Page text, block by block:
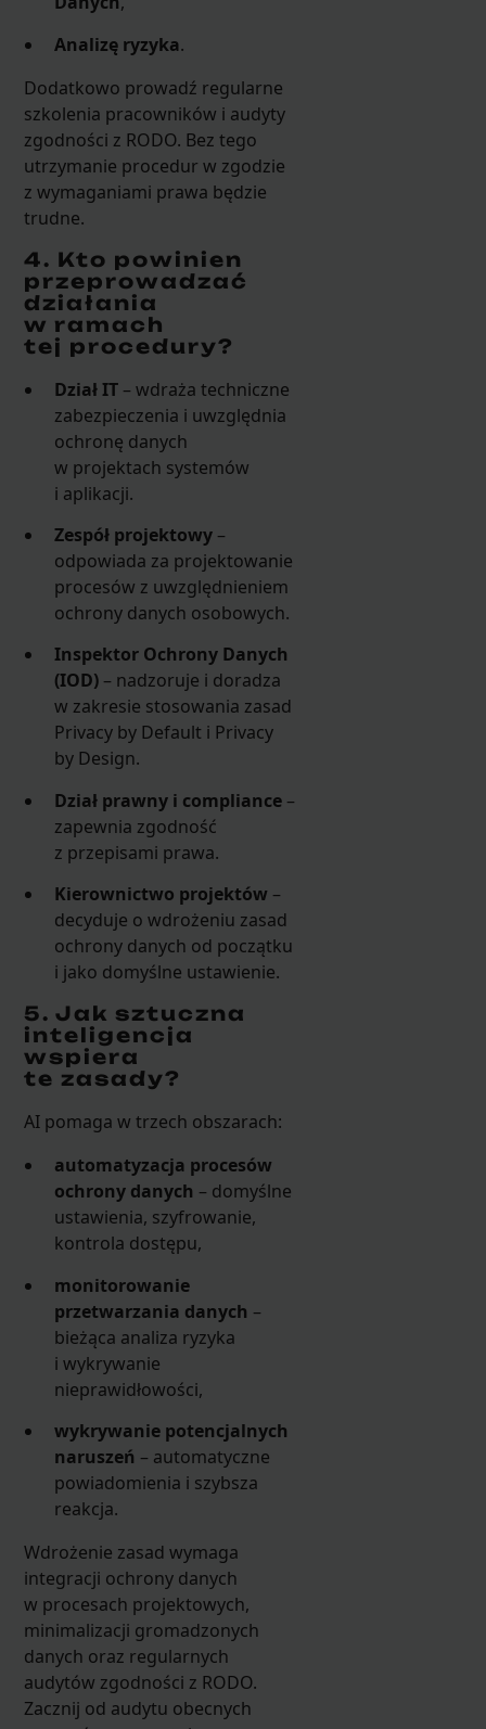
Analizę ryzyka.
Dodatkowo prowadź regularne
szkolenia pracowników i audyty
zgodności z RODO. Bez tego
utrzymanie procedur w zgodzie
z wymaganiami prawa będzie
trudne.
4. Kto powinien
przeprowadzać
działania
w ramach
tej procedury?
Dział IT – wdraża techniczne
zabezpieczenia i uwzględnia
ochronę danych
w projektach systemów
i aplikacji.
Zespół projektowy –
odpowiada za projektowanie
procesów z uwzględnieniem
ochrony danych osobowych.
Inspektor Ochrony Danych
(IOD) – nadzoruje i doradza
w zakresie stosowania zasad
Privacy by Default i Privacy
by Design.
Dział prawny i compliance –
zapewnia zgodność
z przepisami prawa.
Kierownictwo projektów –
decyduje o wdrożeniu zasad
ochrony danych od początku
i jako domyślne ustawienie.
5. Jak sztuczna
inteligencja
wspiera
te zasady?
AI pomaga w trzech obszarach:
automatyzacja procesów
ochrony danych – domyślne
ustawienia, szyfrowanie,
kontrola dostępu,
monitorowanie
przetwarzania danych –
bieżąca analiza ryzyka
i wykrywanie
nieprawidłowości,
wykrywanie potencjalnych
naruszeń – automatyczne
powiadomienia i szybsza
reakcja.
Wdrożenie zasad wymaga
integracji ochrony danych
w procesach projektowych,
minimalizacji gromadzonych
danych oraz regularnych
audytów zgodności z RODO.
Zacznij od audytu obecnych